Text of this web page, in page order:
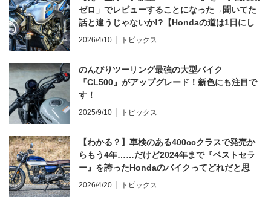
ゼロ」でレビューすることになった→聞いてた
話と違うじゃないか!?【Hondaの道は1日にし
てならず／CB1000F ①第一印象 編】
2026/4/10 トピックス
のんびりツーリング最強の大型バイク
『CL500』がアップグレード！新色にも注目で
す！
2025/9/10 トピックス
【わかる？】車検のある400ccクラスで発売か
らもう4年……だけど2024年まで『ベストセラ
ー』を誇ったHondaのバイクってどれだと思
う？
2026/4/20 トピックス